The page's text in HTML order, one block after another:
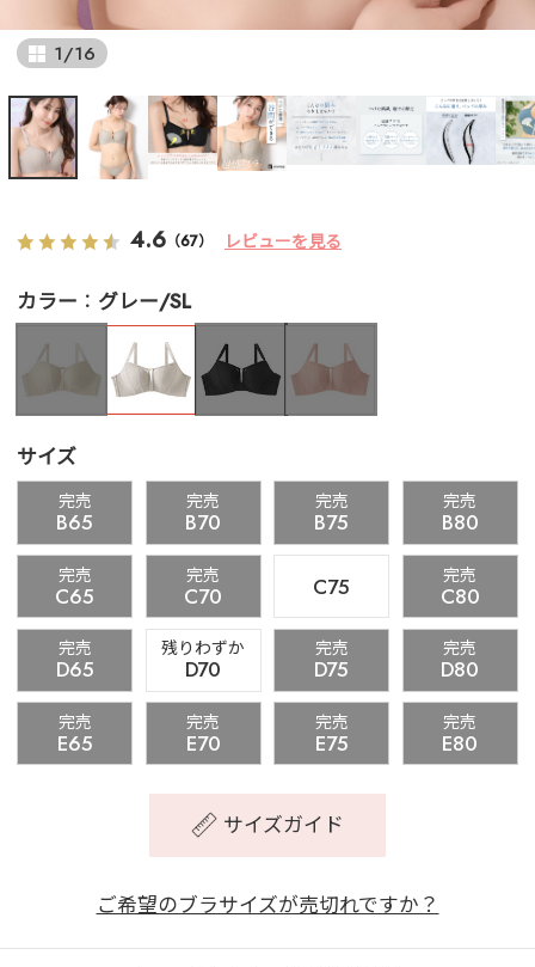
1/16
4.6 （67） レビューを見る
カラー グレー/SL
サイズ
完売
B65
完売
B70
完売
B75
完売
B80
完売
C65
完売
C70 C75 完売
C80
完売
D65
残りわずか
D70
完売
D75
完売
D80
完売
E65
完売
E70
完売
E75
完売
E80
サイズガイド
ご希望のブラサイズが売切れですか？